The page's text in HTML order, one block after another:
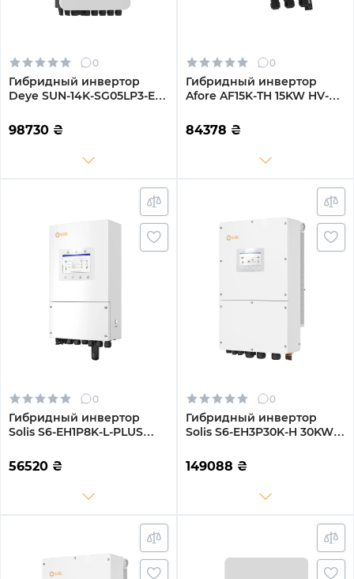
0
Гибридный инвертор
Deye SUN-14K-SG05LP3-EU-
Fi 220/380V Трехфазный
98730 ₴
0
Гибридный инвертор
Afore AF15K-TH 15KW HV-
220/380V Трехфазный
84378 ₴
0
Гибридный инвертор
Solis S6-EH1P8K-L-PLUS
220V Однофазный
56520 ₴
0
Гибридный инвертор
Solis S6-EH3P30K-H 30KW
220/380V Трехфазный
149088 ₴